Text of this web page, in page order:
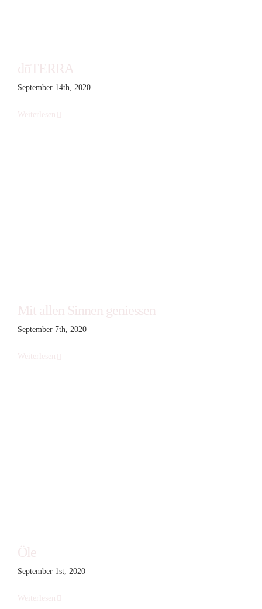
dōTERRA
September 14th, 2020
Weiterlesen
Mit allen Sinnen geniessen
September 7th, 2020
Weiterlesen
Öle
September 1st, 2020
Weiterlesen